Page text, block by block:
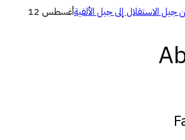
جيل الاستقلال إلى جيل الألفيةأغسطس 12